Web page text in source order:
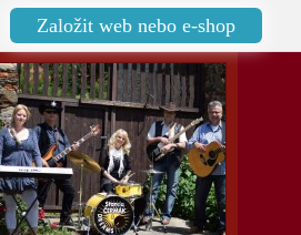
Založit web nebo e-shop